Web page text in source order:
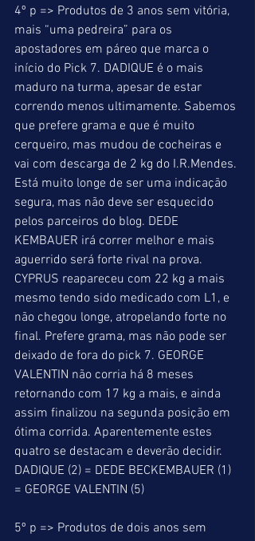
4º p => Produtos de 3 anos sem vitória,
mais “uma pedreira” para os
apostadores em páreo que marca o
início do Pick 7. DADIQUE é o mais
maduro na turma, apesar de estar
correndo menos ultimamente. Sabemos
que prefere grama e que é muito
cerqueiro, mas mudou de cocheiras e
vai com descarga de 2 kg do I.R.Mendes.
Está muito longe de ser uma indicação
segura, mas não deve ser esquecido
pelos parceiros do blog. DEDE
KEMBAUER irá correr melhor e mais
aguerrido será forte rival na prova.
CYPRUS reapareceu com 22 kg a mais
mesmo tendo sido medicado com L1, e
não chegou longe, atropelando forte no
final. Prefere grama, mas não pode ser
deixado de fora do pick 7. GEORGE
VALENTIN não corria há 8 meses
retornando com 17 kg a mais, e ainda
assim finalizou na segunda posição em
ótima corrida. Aparentemente estes
quatro se destacam e deverão decidir.
DADIQUE (2) = DEDE BECKEMBAUER (1)
= GEORGE VALENTIN (5)
5º p => Produtos de dois anos sem